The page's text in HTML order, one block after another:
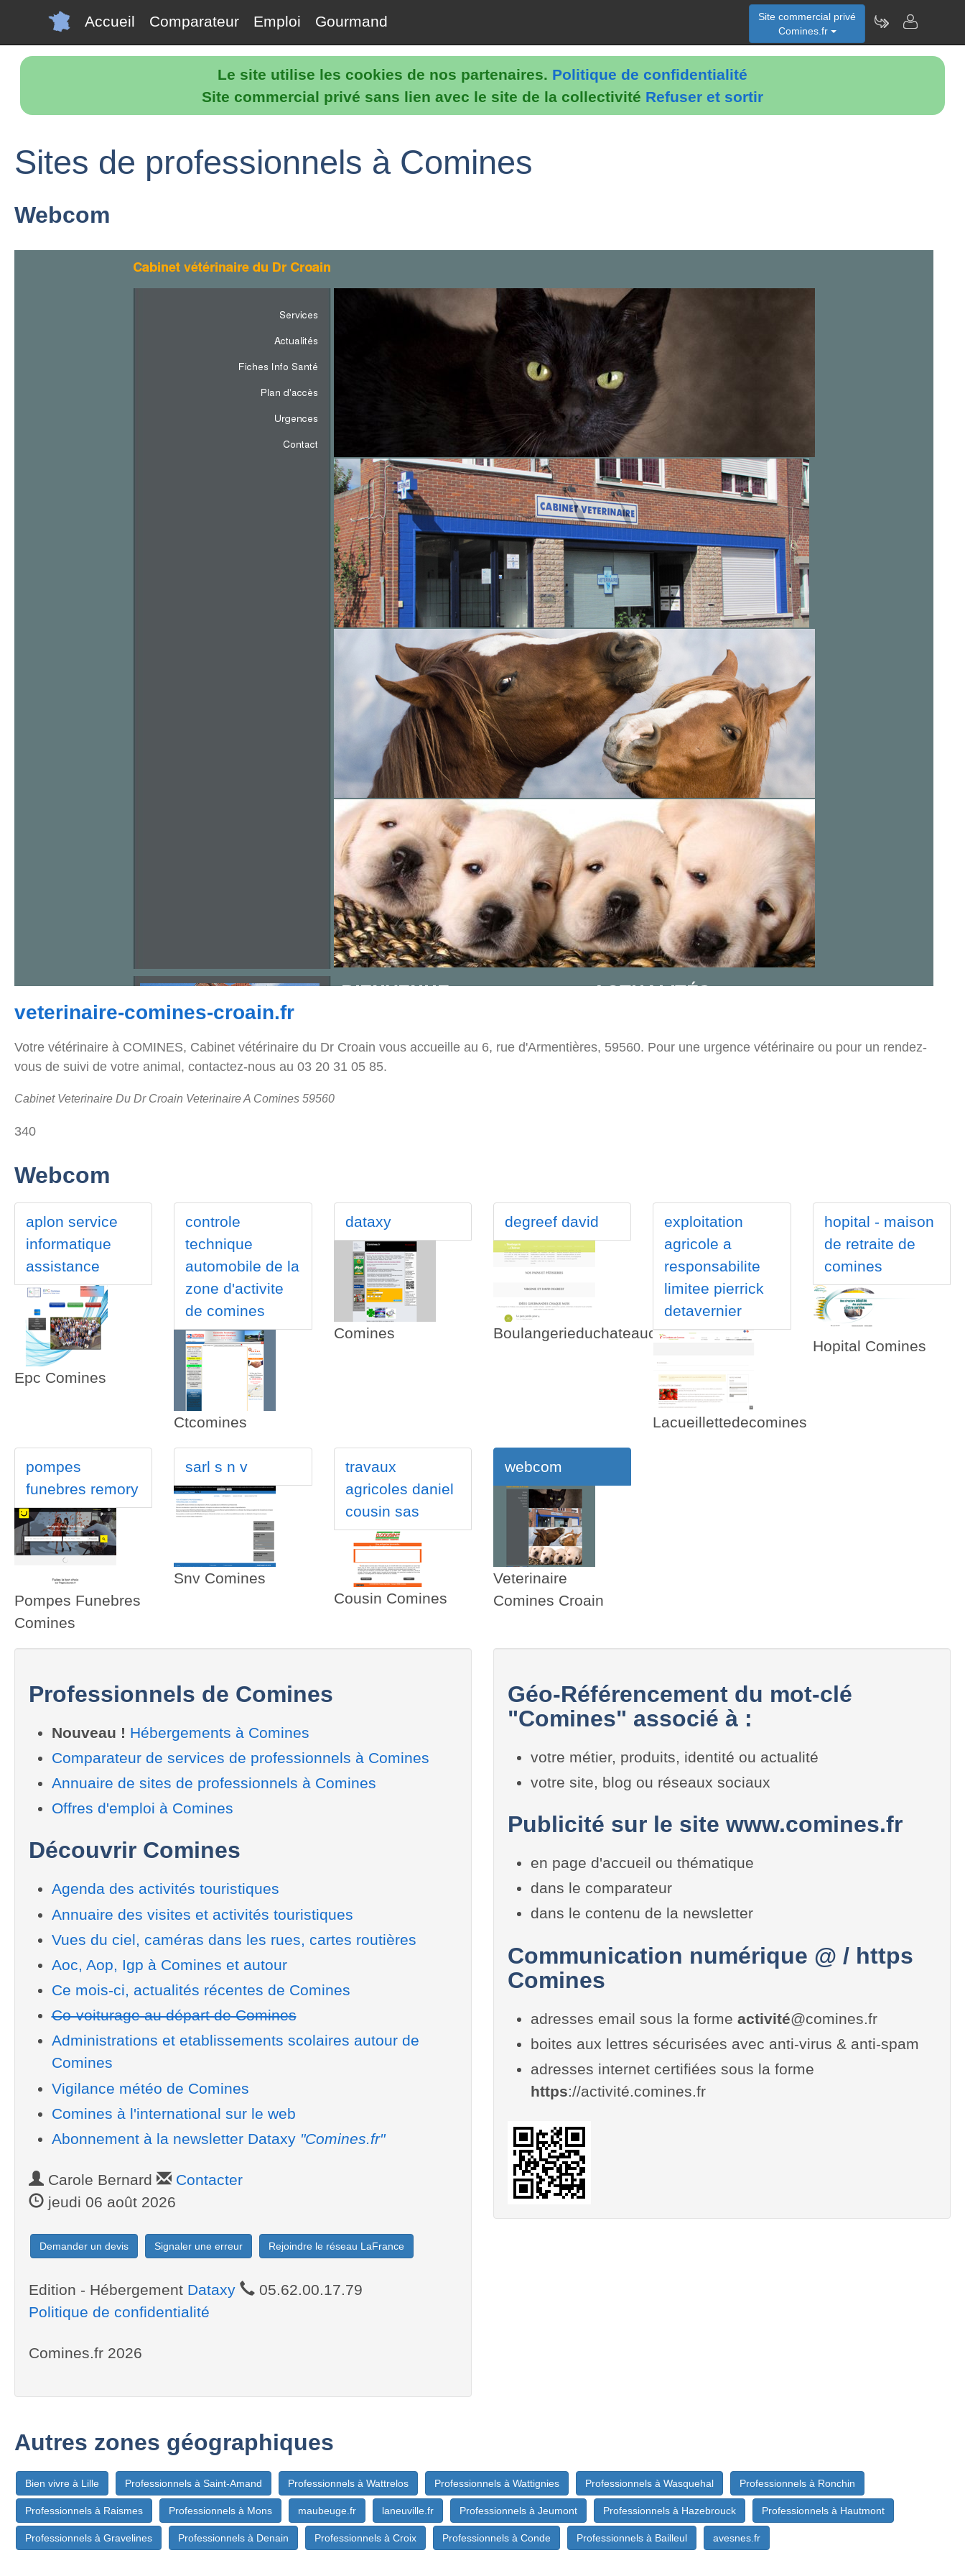
Le site utilise les cookies de nos partenaires. Politique de confidentialité
Site commercial privé sans lien avec le site de la collectivité Refuser et sortir
Accueil Comparateur Emploi Gourmand
Site commercial privé
Comines.fr
Sites de professionnels à Comines
Webcom
veterinaire-comines-croain.fr
Votre vétérinaire à COMINES, Cabinet vétérinaire du Dr Croain vous accueille au 6, rue d'Armentières, 59560. Pour une urgence vétérinaire ou pour un rendez-
vous de suivi de votre animal, contactez-nous au 03 20 31 05 85.
Cabinet Veterinaire Du Dr Croain Veterinaire A Comines 59560
340
Webcom
aplon service
informatique
assistance
Epc Comines
controle
technique
automobile de la
zone d'activite
de comines
Ctcomines
dataxy
Comines
degreef david
Boulangerieduchateaucomines
exploitation
agricole a
responsabilite
limitee pierrick
detavernier
Lacueillettedecomines
hopital - maison
de retraite de
comines
Hopital Comines
pompes
funebres remory
Pompes Funebres
Comines
sarl s n v
Snv Comines
travaux
agricoles daniel
cousin sas
Cousin Comines
webcom
Veterinaire
Comines Croain
Professionnels de Comines
Nouveau ! Hébergements à Comines
Comparateur de services de professionnels à Comines
Annuaire de sites de professionnels à Comines
Offres d'emploi à Comines
Découvrir Comines
Agenda des activités touristiques
Annuaire des visites et activités touristiques
Vues du ciel, caméras dans les rues, cartes routières
Aoc, Aop, Igp à Comines et autour
Ce mois-ci, actualités récentes de Comines
Co-voiturage au départ de Comines
Administrations et etablissements scolaires autour de
Comines
Vigilance météo de Comines
Comines à l'international sur le web
Abonnement à la newsletter Dataxy "Comines.fr"
Carole Bernard
Contacter
jeudi 06 août 2026
Demander un devis Signaler une erreur Rejoindre le réseau LaFrance
Edition - Hébergement Dataxy
05.62.00.17.79
Politique de confidentialité
Comines.fr 2026
Géo-Référencement du mot-clé
"Comines" associé à :
votre métier, produits, identité ou actualité
votre site, blog ou réseaux sociaux
Publicité sur le site www.comines.fr
en page d'accueil ou thématique
dans le comparateur
dans le contenu de la newsletter
Communication numérique @ / https
Comines
adresses email sous la forme activité@comines.fr
boites aux lettres sécurisées avec anti-virus & anti-spam
adresses internet certifiées sous la forme
https://activité.comines.fr
Autres zones géographiques
Bien vivre à Lille Professionnels à Saint-Amand Professionnels à Wattrelos Professionnels à Wattignies Professionnels à Wasquehal Professionnels à Ronchin
Professionnels à Raismes Professionnels à Mons maubeuge.fr laneuville.fr Professionnels à Jeumont Professionnels à Hazebrouck Professionnels à Hautmont
Professionnels à Gravelines Professionnels à Denain Professionnels à Croix Professionnels à Conde Professionnels à Bailleul avesnes.fr